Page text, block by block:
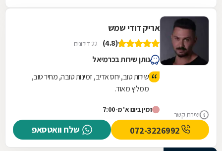
יצירת קשר
אריק דודי שמש
(4.8) 22 דירוגים
נותן שירות בכרמיאל
שירות טוב, יחס אדיב, זמינות טובה, מחיר טוב,
ממליץ מאוד.
זמין ביום א' מ-7:00
שלח וואטסאפ